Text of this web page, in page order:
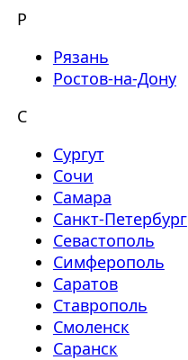
Р
Рязань
Ростов-на-Дону
С
Сургут
Сочи
Самара
Санкт-Петербург
Севастополь
Симферополь
Саратов
Ставрополь
Смоленск
Саранск